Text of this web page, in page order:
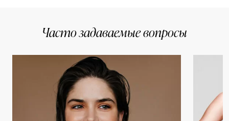
Часто задаваемые вопросы